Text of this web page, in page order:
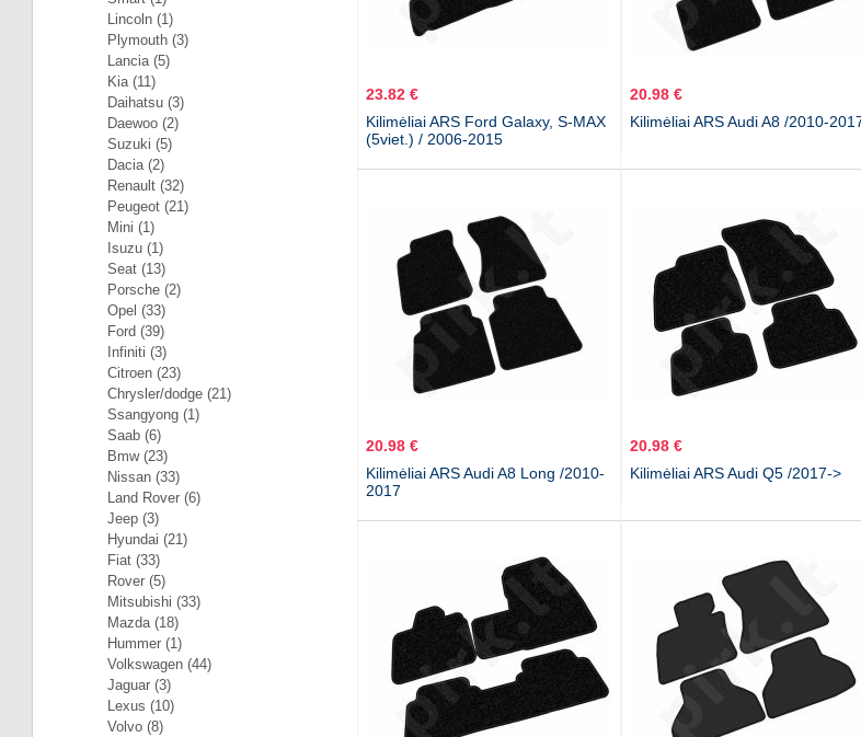
Lincoln (1)
Plymouth (3)
Lancia (5)
Kia (11)
Daihatsu (3)
Daewoo (2)
Suzuki (5)
Dacia (2)
Renault (32)
Peugeot (21)
Mini (1)
Isuzu (1)
Seat (13)
Porsche (2)
Opel (33)
Ford (39)
Infiniti (3)
Citroen (23)
Chrysler/dodge (21)
Ssangyong (1)
Saab (6)
Bmw (23)
Nissan (33)
Land Rover (6)
Jeep (3)
Hyundai (21)
Fiat (33)
Rover (5)
Mitsubishi (33)
Mazda (18)
Hummer (1)
Volkswagen (44)
Jaguar (3)
Lexus (10)
Volvo (8)
23.82 €
Kilimėliai ARS Ford Galaxy, S-MAX
(5viet.) / 2006-2015
20.98 €
Kilimėliai ARS Audi A8 /2010-
20.98 €
Kilimėliai ARS Audi A8 Long /2010-
2017
20.98 €
Kilimėliai ARS Audi Q5 /2017->